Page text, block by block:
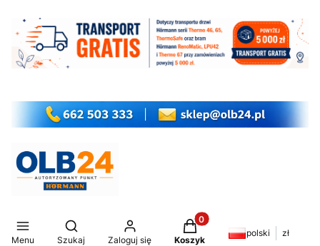
Menu
Otwórz wyszukiwarkę
Szukaj Zaloguj się
Produkty w koszyku: 0.
Koszyk
polski zł